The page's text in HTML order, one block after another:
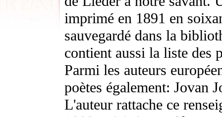
imprimé en 1891 en
sauvegardé dans la
contient aussi la liste des
Parmi les auteurs
poètes également: Jovan
L'auteur rattache ce